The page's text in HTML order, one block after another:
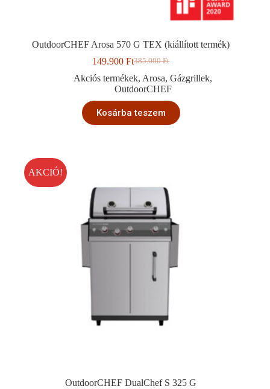
OutdoorCHEF Arosa 570 G TEX (kiállított termék)
385.000Ft
Original
price
was:
149.900FtCurrent
price
is:
Akciós termékek, Arosa,Gázgrillek,
OutdoorCHEF
Kosárba teszem
AKCIÓ!
OutdoorCHEF DualChef S 325 G